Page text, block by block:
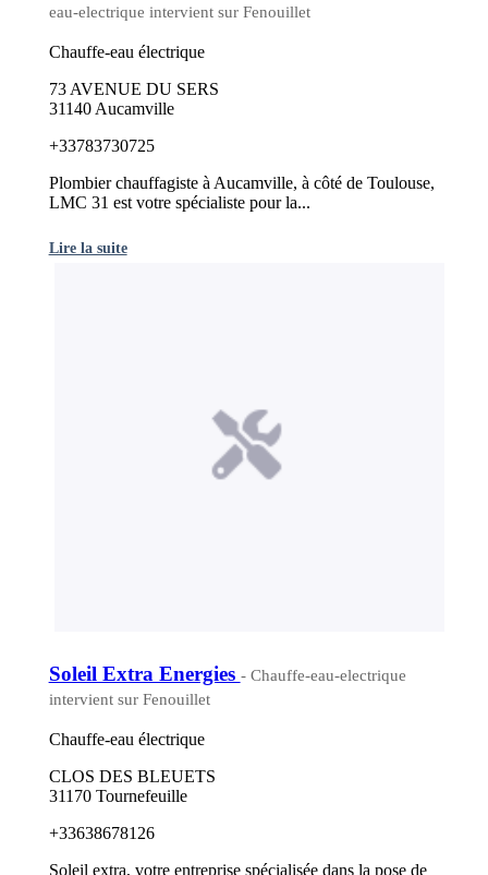
eau-electrique intervient sur Fenouillet
Chauffe-eau électrique
73 AVENUE DU SERS
31140 Aucamville
+33783730725
Plombier chauffagiste à Aucamville, à côté de Toulouse,
LMC 31 est votre spécialiste pour la...
Lire la suite
Soleil Extra Energies - Chauffe-eau-electrique
intervient sur Fenouillet
Chauffe-eau électrique
CLOS DES BLEUETS
31170 Tournefeuille
+33638678126
Soleil extra, votre entreprise spécialisée dans la pose de